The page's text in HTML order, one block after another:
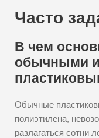
Часто
В чем
обычными
Обычные
полиэтилена,
разлагаться сотни